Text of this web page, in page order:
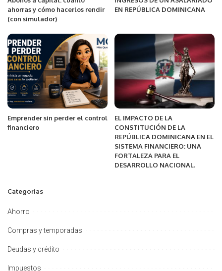
ahorras y cómo hacerlos rendir
(con simulador)
EN REPÚBLICA DOMINICANA
Emprender sin perder el control
financiero
EL IMPACTO DE LA
CONSTITUCIÓN DE LA
REPÚBLICA DOMINICANA EN EL
SISTEMA FINANCIERO: UNA
FORTALEZA PARA EL
DESARROLLO NACIONAL.
Categorías
Ahorro
Compras y temporadas
Deudas y crédito
Impuestos